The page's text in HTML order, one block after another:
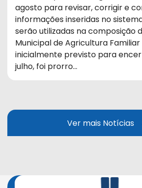
agosto para revisar, corrigir e
informações inseridas no
serão utilizadas na composição
Municipal de Agricultura Familiar
inicialmente previsto para
julho, foi prorro…
Ver mais Notícias